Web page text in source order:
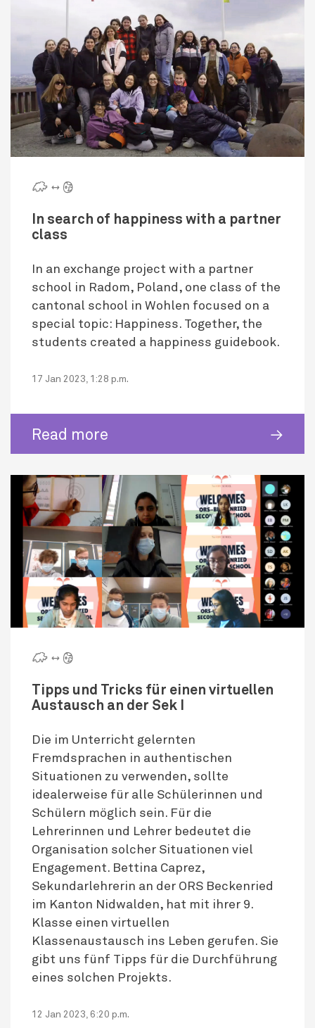
🇨 ↔ 🌍
In search of happiness with a partner
class
In an exchange project with a partner
school in Radom, Poland, one class of the
cantonal school in Wohlen focused on a
special topic: Happiness. Together, the
students created a happiness guidebook.
17 Jan 2023, 1:28 p.m.
Read more
🇨 ↔ 🌍
Tipps und Tricks für einen virtuellen
Austausch an der Sek I
Die im Unterricht gelernten
Fremdsprachen in authentischen
Situationen zu verwenden, sollte
idealerweise für alle Schülerinnen und
Schülern möglich sein. Für die
Lehrerinnen und Lehrer bedeutet die
Organisation solcher Situationen viel
Engagement. Bettina Caprez,
Sekundarlehrerin an der ORS Beckenried
im Kanton Nidwalden, hat mit ihrer 9.
Klasse einen virtuellen
Klassenaustausch ins Leben gerufen. Sie
gibt uns fünf Tipps für die Durchführung
eines solchen Projekts.
12 Jan 2023, 6:20 p.m.